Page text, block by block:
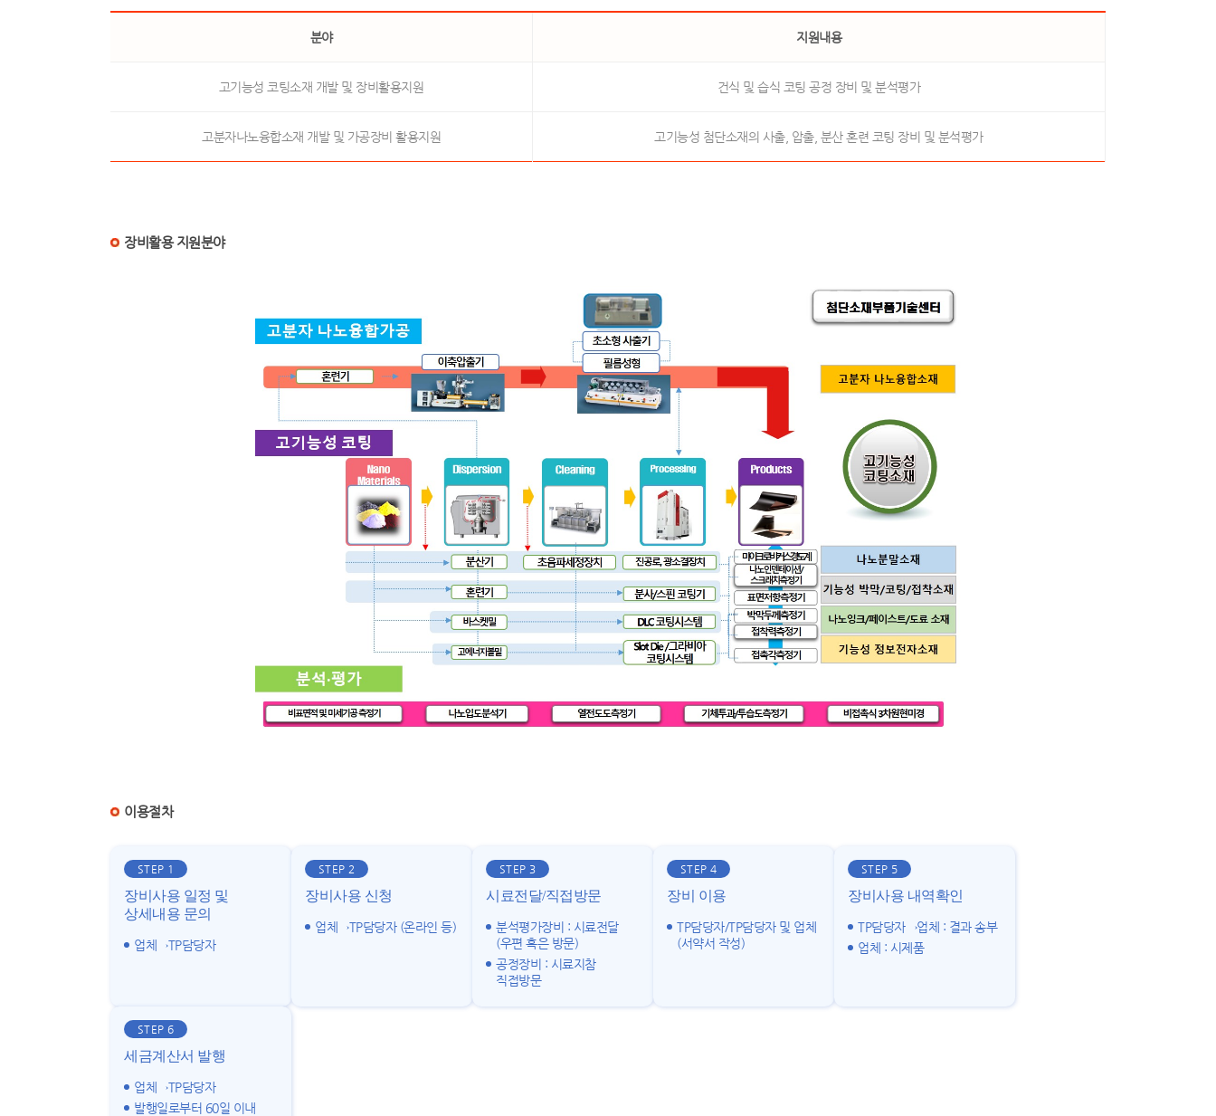
분야 지원내용
고기능성 코팅소재 개발 및 장비활용지원 건식 및 습식 코팅 공정 장비 및 분석평가
고분자나노융합소재 개발 및 가공장비 활용지원 고기능성 첨단소재의 사출, 압출, 분산 혼련 코팅 장비 및 분석평가
장비활용 지원분야
이용절차
STEP 1
장비사용 일정 및
상세내용 문의
업체→TP담당자
STEP 2
장비사용 신청
업체→TP담당자 (온라인 등)
STEP 3
시료전달/직접방문
분석평가장비 : 시료전달
(우편 혹은 방문)
공정장비 : 시료지참
직접방문
STEP 4
장비 이용
TP담당자/TP담당자 및 업체
(서약서 작성)
STEP 5
장비사용 내역확인
TP담당자→업체 : 결과 송부
업체 : 시제품
STEP 6
세금계산서 발행
업체→TP담당자
발행일로부터 60일 이내